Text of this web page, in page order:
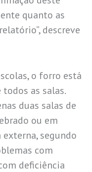
quanto as
descreve
o forro está
as salas.
duas salas de
ou em
externa, segundo
com
deficiência